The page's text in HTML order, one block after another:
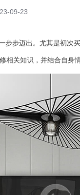
09-23
步步迈出。尤其是初次
相关知识，并结合自